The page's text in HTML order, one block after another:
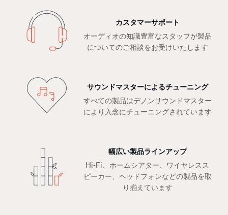
カスタマーサポート
オーディオの知識豊富なスタッフが製品
についてのご相談をお受けいたします
サウンドマスターによるチューニング
すべての製品はデノンサウンドマスター
により入念にチューニングされています
幅広い製品ラインアップ
Hi-Fi、ホームシアター、ワイヤレスス
ピーカー、ヘッドフォンなどの製品を取
り揃えています